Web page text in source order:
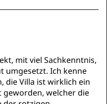
mit viel Sachkenntnis,
umgesetzt. Ich kenne
die Villa ist wirklich ein
geworden, welcher die